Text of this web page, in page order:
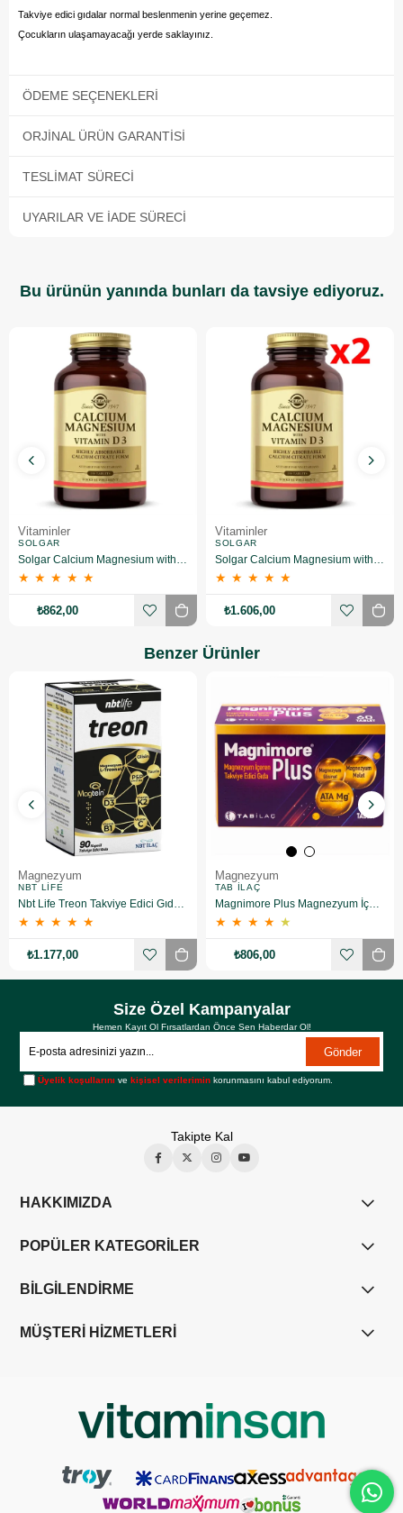
Takviye edici gıdalar normal beslenmenin yerine geçemez.
Çocukların ulaşamayacağı yerde saklayınız.
ÖDEME SEÇENEKLERI
ORJINAL ÜRÜN GARANTISI
TESLIMAT SÜRECI
UYARILAR VE İADE SÜRECI
Bu ürünün yanında bunları da tavsiye ediyoruz.
Vitaminler
SOLGAR
Solgar Calcium Magnesium with Vitamin D3 150 Tablet
★ ★ ★ ★ ★
₺862,00
Vitaminler
SOLGAR
Solgar Calcium Magnesium with Vitamin D3 150 Tablet 2 Adet
★ ★ ★ ★ ★
₺1.606,00
Benzer Ürünler
Magnezyum
NBT LIFE
Nbt Life Treon Takviye Edici Gıda 90 Kapsül
★ ★ ★ ★ ★
₺1.177,00
Magnezyum
TAB İLAÇ
Magnimore Plus Magnezyum İçeren Takviye Edici Gıda 60 Kapsül
★ ★ ★ ★ ★
₺806,00
Size Özel Kampanyalar
Hemen Kayıt Ol Fırsatlardan Önce Sen Haberdar Ol!
Gönder
Üyelik koşullarını vekişisel verilerimin korunmasını kabul ediyorum.
Takipte Kal
HAKKIMIZDA
POPÜLER KATEGORİLER
BİLGİLENDİRME
MÜŞTERİ HİZMETLERİ